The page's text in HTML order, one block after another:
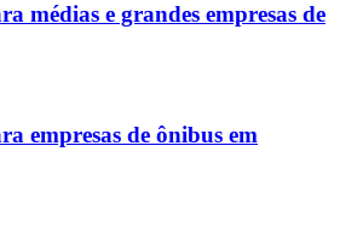
médias e grandes empresas de
empresas de ônibus em